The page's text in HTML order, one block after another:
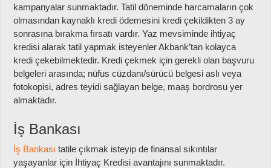
kampanyalar sunmaktadır. Tatil döneminde harcamaların çok
olmasından kaynaklı kredi ödemesini kredi çekildikten 3 ay
sonrasına bırakma fırsatı vardır. Yaz mevsiminde ihtiyaç
kredisi alarak tatil yapmak isteyenler Akbank’tan kolayca
kredi çekebilmektedir. Kredi çekmek için gerekli olan başvuru
belgeleri arasında; nüfus cüzdanı/sürücü belgesi aslı veya
fotokopisi, adres teyidi sağlayan belge, maaş bordrosu yer
almaktadır.
İş Bankası
İş Bankası tatile çıkmak isteyip de finansal sıkıntılar
yaşayanlar için İhtiyaç Kredisi avantajını sunmaktadır.